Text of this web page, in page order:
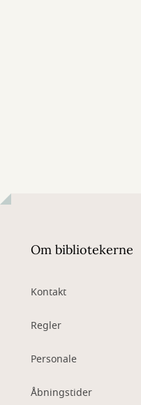
Om bibliotekerne
Kontakt
Regler
Personale
Åbningstider